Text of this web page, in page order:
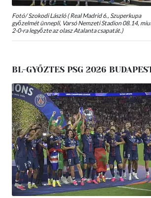
Fotó/ Szokodi László ( Real Madrid 6., Szuperkupa
győzelmét ünnepli, Varsó Nemzeti Stadion 08.14,
2-0-ra legyőzte az olasz Atalanta csapatát.)
BL-GYŐZTES PSG 2026